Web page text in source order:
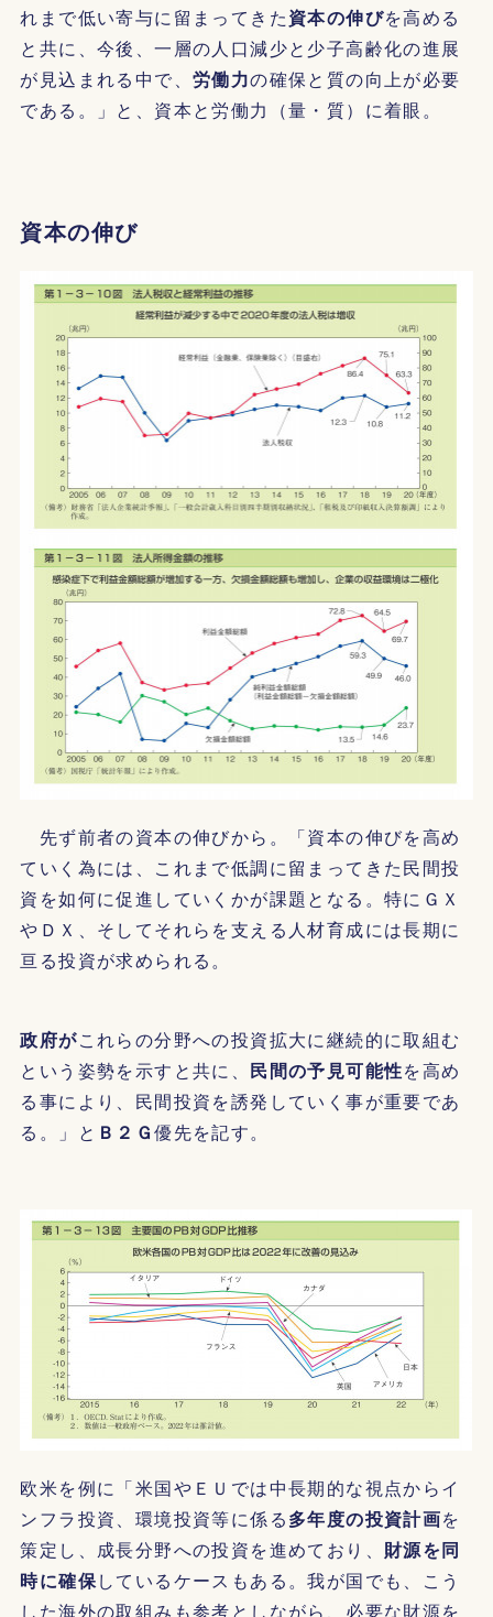
れまで低い寄与に留まってきた資本の伸びを高める
と共に、今後、一層の人口減少と少子高齢化の進展
が見込まれる中で、 労働力の確保と質の向上が必要
である。」と、資本と労働力（量・質）に着眼。
資本の伸び
先ず前者の資本の伸びから。「資本の伸びを高め
ていく為には、これまで低調に留まってきた民間投
資を如何に促進していくかが課題となる。特にＧＸ
やＤＸ、そしてそれらを支える人材育成には長期に
亘る投資が求められる。
政府がこれらの分野への投資拡大に継続的に取組む
という姿勢を示すと共に、 民間の予見可能性を高め
る事により、民間投資を誘発していく事が重要であ
る。」と Ｂ２Ｇ優先を記す。
欧米を例に「米国やＥＵでは中長期的な視点からイ
ンフラ投資、環境投資等に係る多年度の投資計画を
策定し、成長分野への投資を進めており、 財源を同
時に確保しているケースもある。我が国でも、こう
した海外の取組みも参考としながら、必要な財源を